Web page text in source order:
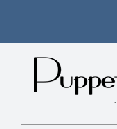
contenu